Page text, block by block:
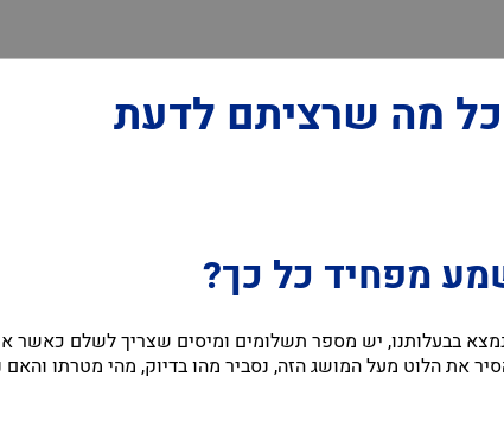
מה שרציתם לדעת
מפחיד כל כך?
בבעלותנו, יש מספר תשלומים ומיסים שצריך לשלם כאשר
את הלוט מעל המושג הזה, נסביר מהו בדיוק, מהי מטרתו